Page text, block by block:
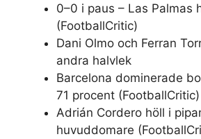
0–0 i paus – Las Palmas
(FootballCritic)
Dani Olmo och Ferran
andra halvlek
Barcelona dominerade
71 procent (FootballCritic)
Adrián Cordero höll i
huvuddomare